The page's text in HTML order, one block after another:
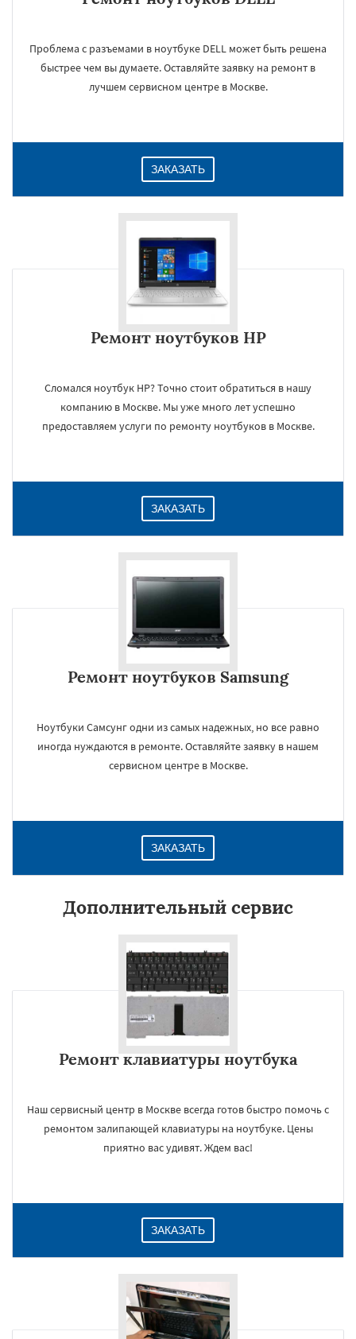
Проблема с разъемами в ноутбуке DELL может быть решена
быстрее чем вы думаете. Оставляйте заявку на ремонт в
лучшем сервисном центре в Москве.
ЗАКАЗАТЬ
Ремонт ноутбуков HP
Сломался ноутбук HP? Точно стоит обратиться в нашу
компанию в Москве. Мы уже много лет успешно
предоставляем услуги по ремонту ноутбуков в Москве.
ЗАКАЗАТЬ
Ремонт ноутбуков Samsung
Ноутбуки Самсунг одни из самых надежных, но все равно
иногда нуждаются в ремонте. Оставляйте заявку в нашем
сервисном центре в Москве.
ЗАКАЗАТЬ
Дополнительный сервис
Ремонт клавиатуры ноутбука
Наш сервисный центр в Москве всегда готов быстро помочь с
ремонтом залипающей клавиатуры на ноутбуке. Цены
приятно вас удивят. Ждем вас!
ЗАКАЗАТЬ
×